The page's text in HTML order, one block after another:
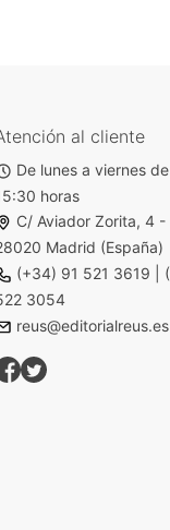
al cliente
De lunes a viernes
horas
C/ Aviador Zorita, 4 -
Madrid (España)
(+34) 91 521 3619
3054
reus@editorialreus.es